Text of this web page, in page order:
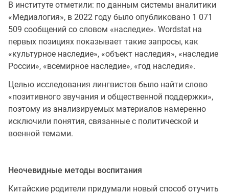
В институте отметили: по данным системы аналитики
«Медиалогия», в 2022 году было опубликовано 1 071
509 сообщений со словом «наследие». Wordstat на
первых позициях показывает такие запросы, как
«культурное наследие», «объект наследия», «наследие
России», «всемирное наследие», «год наследия».
Целью исследования лингвистов было найти слово
«позитивного звучания и общественной поддержки»,
поэтому из анализируемых материалов намеренно
исключили понятия, связанные с политической и
военной темами.
Неочевидные методы воспитания
Китайские родители придумали новый способ отучить